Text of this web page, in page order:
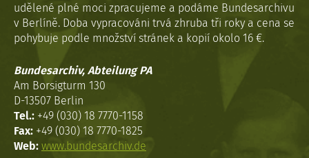
udělené plné moci zpracujeme a podáme Bundesarchivu
v Berlíně. Doba vypracováni trvá zhruba tři roky a cena se
pohybuje podle množství stránek a kopií okolo 16 €.
Bundesarchiv, Abteilung PA
Am Borsigturm 130
D-13507 Berlin
Tel.: +49 (030) 18 7770-1158
Fax: +49 (030) 18 7770-1825
Web: www.bundesarchiv.de